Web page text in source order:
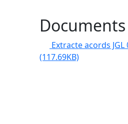
Documents
Extracte acords
(117.69KB)